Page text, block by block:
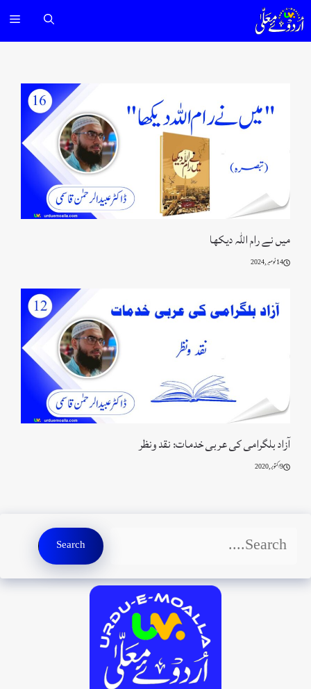
Skip
to
میں نے رام اللہ دیکھا
14 نومبر, 2024
آزاد بلگرامی کی عربی خدمات: نقد ونظر
9 اکتوبر, 2020
Search
Search